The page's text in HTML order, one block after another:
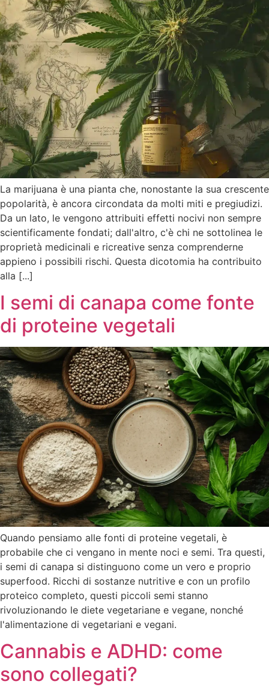
La marijuana è una pianta che, nonostante la sua crescente
popolarità, è ancora circondata da molti miti e pregiudizi.
Da un lato, le vengono attribuiti effetti nocivi non sempre
scientificamente fondati; dall'altro, c'è chi ne sottolinea le
proprietà medicinali e ricreative senza comprenderne
appieno i possibili rischi. Questa dicotomia ha contribuito
alla [...]
I semi di canapa come fonte
di proteine vegetali
Quando pensiamo alle fonti di proteine vegetali, è
probabile che ci vengano in mente noci e semi. Tra questi,
i semi di canapa si distinguono come un vero e proprio
superfood. Ricchi di sostanze nutritive e con un profilo
proteico completo, questi piccoli semi stanno
rivoluzionando le diete vegetariane e vegane, nonché
l'alimentazione di vegetariani e vegani.
Cannabis e ADHD: come
sono collegati?